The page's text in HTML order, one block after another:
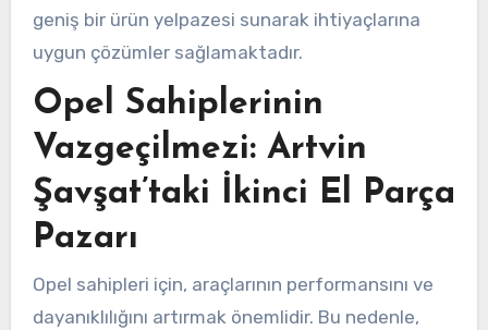
geniş bir ürün yelpazesi sunarak ihtiyaçlarına
uygun çözümler sağlamaktadır.
Opel Sahiplerinin
Vazgeçilmezi: Artvin
Şavşat’taki İkinci El Parça
Pazarı
Opel sahipleri için, araçlarının performansını ve
dayanıklılığını artırmak önemlidir. Bu nedenle,